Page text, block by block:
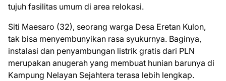
tujuh fasilitas umum di area relokasi.
Siti Maesaro (32), seorang warga Desa Eretan Kulon,
tak bisa menyembunyikan rasa syukurnya. Baginya,
instalasi dan penyambungan listrik gratis dari PLN
merupakan anugerah yang membuat hunian barunya di
Kampung Nelayan Sejahtera terasa lebih lengkap.